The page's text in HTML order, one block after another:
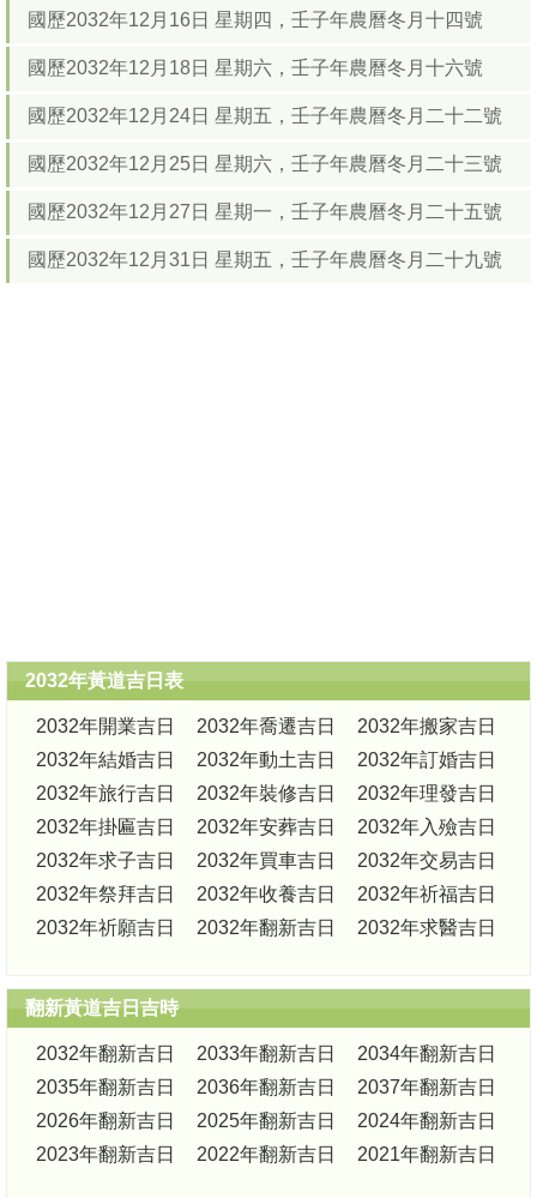
國歷2032年12月16日 星期四，壬子年農曆冬月十四號
國歷2032年12月18日 星期六，壬子年農曆冬月十六號
國歷2032年12月24日 星期五，壬子年農曆冬月二十二號
國歷2032年12月25日 星期六，壬子年農曆冬月二十三號
國歷2032年12月27日 星期一，壬子年農曆冬月二十五號
國歷2032年12月31日 星期五，壬子年農曆冬月二十九號
2032年黃道吉日表
2032年開業吉日 2032年喬遷吉日
2032年搬家吉日
2032年結婚吉日
2032年動土吉日
2032年訂婚吉日
2032年旅行吉日
2032年裝修吉日
2032年理發吉日
2032年掛匾吉日
2032年安葬吉日
2032年入殮吉日
2032年求子吉日
2032年買車吉日
2032年交易吉日
2032年祭拜吉日
2032年收養吉日
2032年祈福吉日
2032年祈願吉日
2032年翻新吉日 2032年求醫吉日
翻新黃道吉日吉時
2032年翻新吉日 2033年翻新吉日
2034年翻新吉日
2035年翻新吉日
2036年翻新吉日
2037年翻新吉日
2026年翻新吉日
2025年翻新吉日
2024年翻新吉日
2023年翻新吉日
2022年翻新吉日 2021年翻新吉日